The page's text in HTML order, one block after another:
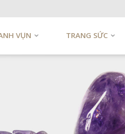
VỤN TRANG SỨC